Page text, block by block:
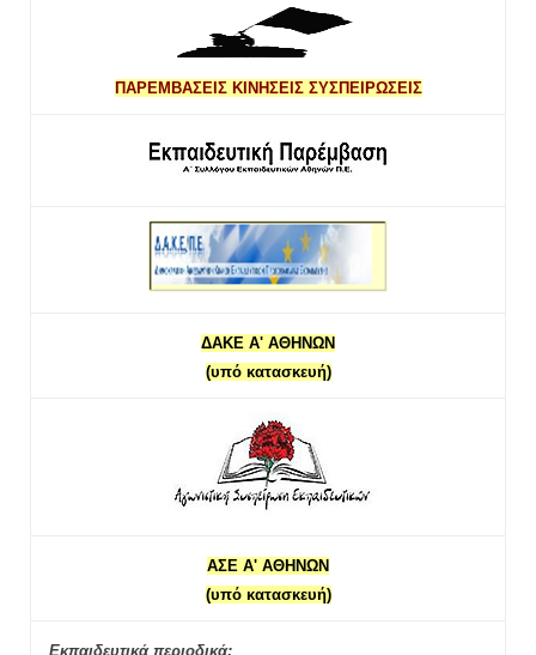
ΠΑΡΕΜΒΑΣΕΙΣ ΚΙΝΗΣΕΙΣ ΣΥΣΠΕΙΡΩΣΕΙΣ
ΔΑΚΕ Α' ΑΘΗΝΩΝ
(υπό κατασκευή)
ΑΣΕ Α' ΑΘΗΝΩΝ
(υπό κατασκευή)
Εκπαιδευτικά περιοδικά: